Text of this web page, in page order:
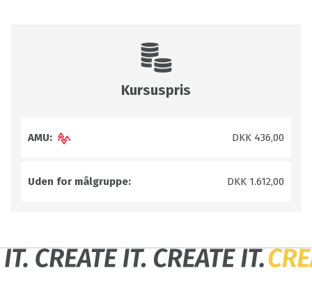
Kursuspris
AMU: DKK 436,00
Uden for målgruppe: DKK 1.612,00